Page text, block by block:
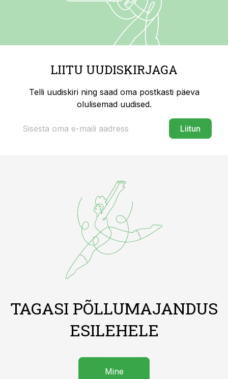
LIITU UUDISKIRJAGA
Telli uudiskiri ning saad oma postkasti päeva
olulisemad uudised.
Liitun
TAGASI PÕLLUMAJANDUS
ESILEHELE
Mine